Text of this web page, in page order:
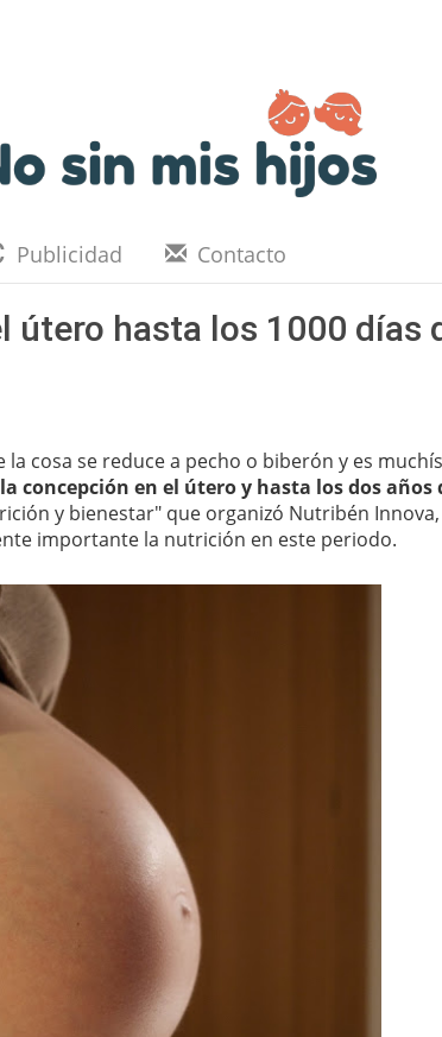
Publicidad Contacto
útero hasta los 1000 días
cosa se reduce a pecho o biberón y es
concepción en el útero y hasta los dos años
y bienestar" que organizó Nutribén Innova,
importante la nutrición en este periodo.